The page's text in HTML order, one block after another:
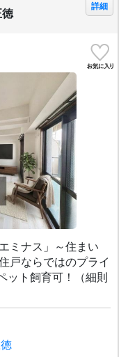
徳
詳細
ミナス」～住まい
戸ならではのプライ
ト飼育可！（細則